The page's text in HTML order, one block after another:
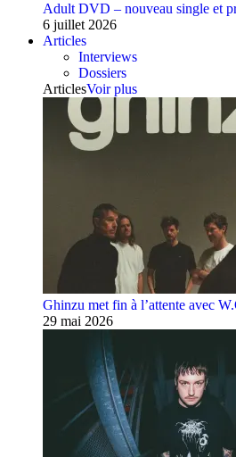
Adult DVD – nouveau single et
6 juillet 2026
Articles
Interviews
Dossiers
ArticlesVoir plus
Ghinzu met fin à l’attente avec
29 mai 2026